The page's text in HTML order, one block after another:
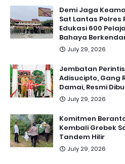
Demi Jaga
Sat Lantas
Edukasi 600
Bahaya
July 29, 2026
Jembatan
Adisucipto, Gang
Damai, Resmi
July 29, 2026
Komitmen
Kembali Grebek
Tandem Hilir
July 29, 2026